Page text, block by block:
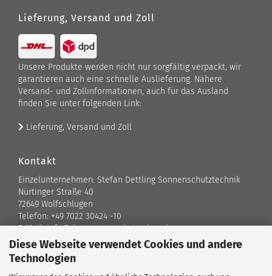
Diese Webseite verwendet Cookies und andere
Technologien
Lieferung, Versand und Zoll
Unsere Produkte werden nicht nur sorgfältig verpackt, wir
garantieren auch eine schnelle Auslieferung. Nähere
Versand- und Zollinformationen, auch für das Ausland
finden Sie unter folgenden Link:
Lieferung, Versand und Zoll
Kontakt
Einzelunternehmen: Stefan Dettling Sonnenschutztechnik
Nürtinger Straße 40
72649 Wolfschlugen
Telefon: +49 7022 30424 -10
E-Mail: info@der-sonnenschutz-shop.de
Kontaktformular